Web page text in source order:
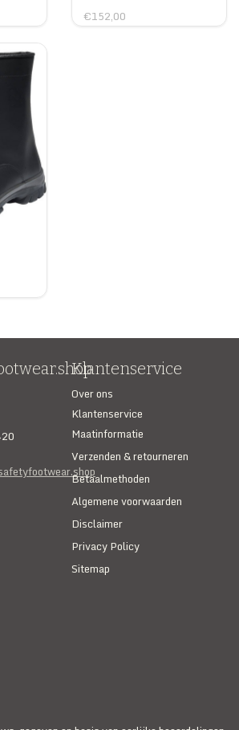
€152,00
Klantenservice
Over ons
Klantenservice
Maatinformatie
Verzenden & retourneren
Betaalmethoden
Algemene voorwaarden
Disclaimer
Privacy Policy
Sitemap